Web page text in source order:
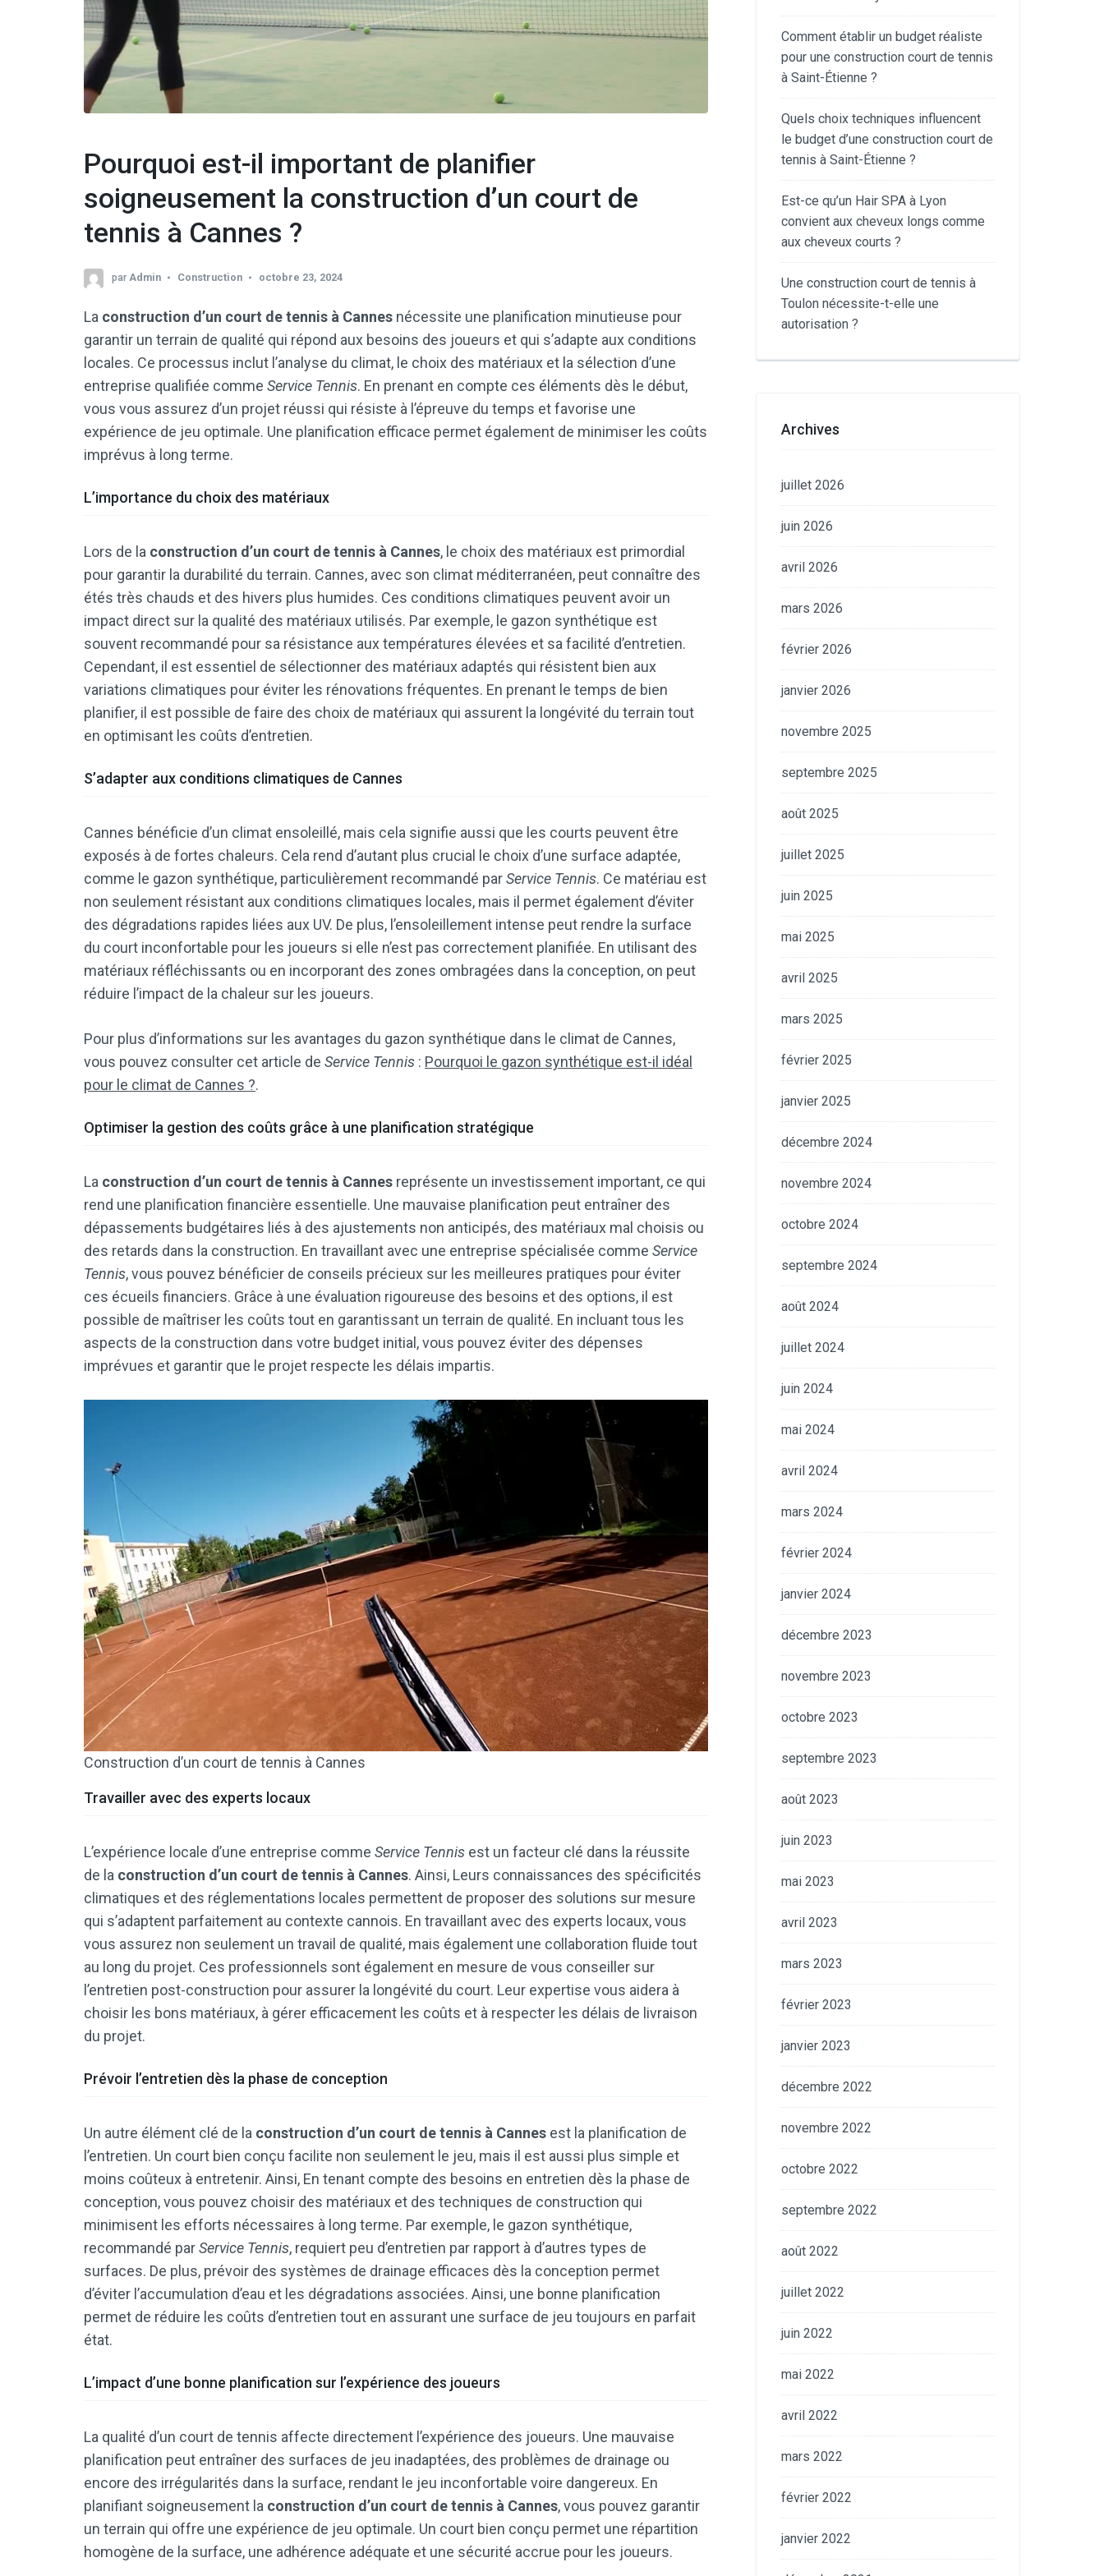
Pourquoi est-il important de planifier
soigneusement la construction d’un court de
tennis à Cannes ?
parAdmin Construction octobre 23, 2024
La construction d’un court de tennis à Cannes nécessite une planification minutieuse pour
garantir un terrain de qualité qui répond aux besoins des joueurs et qui s’adapte aux conditions
locales. Ce processus inclut l’analyse du climat, le choix des matériaux et la sélection d’une
entreprise qualifiée comme Service Tennis. En prenant en compte ces éléments dès le début,
vous vous assurez d’un projet réussi qui résiste à l’épreuve du temps et favorise une
expérience de jeu optimale. Une planification efficace permet également de minimiser les coûts
imprévus à long terme.
L’importance du choix des matériaux
Lors de la construction d’un court de tennis à Cannes, le choix des matériaux est primordial
pour garantir la durabilité du terrain. Cannes, avec son climat méditerranéen, peut connaître des
étés très chauds et des hivers plus humides. Ces conditions climatiques peuvent avoir un
impact direct sur la qualité des matériaux utilisés. Par exemple, le gazon synthétique est
souvent recommandé pour sa résistance aux températures élevées et sa facilité d’entretien.
Cependant, il est essentiel de sélectionner des matériaux adaptés qui résistent bien aux
variations climatiques pour éviter les rénovations fréquentes. En prenant le temps de bien
planifier, il est possible de faire des choix de matériaux qui assurent la longévité du terrain tout
en optimisant les coûts d’entretien.
S’adapter aux conditions climatiques de Cannes
Cannes bénéficie d’un climat ensoleillé, mais cela signifie aussi que les courts peuvent être
exposés à de fortes chaleurs. Cela rend d’autant plus crucial le choix d’une surface adaptée,
comme le gazon synthétique, particulièrement recommandé parService Tennis. Ce matériau est
non seulement résistant aux conditions climatiques locales, mais il permet également d’éviter
des dégradations rapides liées aux UV. De plus, l’ensoleillement intense peut rendre la surface
du court inconfortable pour les joueurs si elle n’est pas correctement planifiée. En utilisant des
matériaux réfléchissants ou en incorporant des zones ombragées dans la conception, on peut
réduire l’impact de la chaleur sur les joueurs.
Pour plus d’informations sur les avantages du gazon synthétique dans le climat de Cannes,
vous pouvez consulter cet article de Service Tennis : Pourquoi le gazon synthétique est-il idéal
pour le climat de Cannes ?.
Optimiser la gestion des coûts grâce à une planification stratégique
La construction d’un court de tennis à Cannes représente un investissement important, ce qui
rend une planification financière essentielle. Une mauvaise planification peut entraîner des
dépassements budgétaires liés à des ajustements non anticipés, des matériaux mal choisis ou
des retards dans la construction. En travaillant avec une entreprise spécialisée comme Service
Tennis, vous pouvez bénéficier de conseils précieux sur les meilleures pratiques pour éviter
ces écueils financiers. Grâce à une évaluation rigoureuse des besoins et des options, il est
possible de maîtriser les coûts tout en garantissant un terrain de qualité. En incluant tous les
aspects de la construction dans votre budget initial, vous pouvez éviter des dépenses
imprévues et garantir que le projet respecte les délais impartis.
Construction d’un court de tennis à Cannes
Travailler avec des experts locaux
L’expérience locale d’une entreprise comme Service Tennis est un facteur clé dans la réussite
de la construction d’un court de tennis à Cannes. Ainsi, Leurs connaissances des spécificités
climatiques et des réglementations locales permettent de proposer des solutions sur mesure
qui s’adaptent parfaitement au contexte cannois. En travaillant avec des experts locaux, vous
vous assurez non seulement un travail de qualité, mais également une collaboration fluide tout
au long du projet. Ces professionnels sont également en mesure de vous conseiller sur
l’entretien post-construction pour assurer la longévité du court. Leur expertise vous aidera à
choisir les bons matériaux, à gérer efficacement les coûts et à respecter les délais de livraison
du projet.
Prévoir l’entretien dès la phase de conception
Un autre élément clé de la construction d’un court de tennis à Cannes est la planification de
l’entretien. Un court bien conçu facilite non seulement le jeu, mais il est aussi plus simple et
moins coûteux à entretenir. Ainsi, En tenant compte des besoins en entretien dès la phase de
conception, vous pouvez choisir des matériaux et des techniques de construction qui
minimisent les efforts nécessaires à long terme. Par exemple, le gazon synthétique,
recommandé parService Tennis, requiert peu d’entretien par rapport à d’autres types de
surfaces. De plus, prévoir des systèmes de drainage efficaces dès la conception permet
d’éviter l’accumulation d’eau et les dégradations associées. Ainsi, une bonne planification
permet de réduire les coûts d’entretien tout en assurant une surface de jeu toujours en parfait
état.
L’impact d’une bonne planification sur l’expérience des joueurs
La qualité d’un court de tennis affecte directement l’expérience des joueurs. Une mauvaise
planification peut entraîner des surfaces de jeu inadaptées, des problèmes de drainage ou
encore des irrégularités dans la surface, rendant le jeu inconfortable voire dangereux. En
planifiant soigneusement la construction d’un court de tennis à Cannes, vous pouvez garantir
un terrain qui offre une expérience de jeu optimale. Un court bien conçu permet une répartition
homogène de la surface, une adhérence adéquate et une sécurité accrue pour les joueurs.
Comment établir un budget réaliste
pour une construction court de tennis
à Saint-Étienne ?
Quels choix techniques influencent
le budget d’une construction court de
tennis à Saint-Étienne ?
Est-ce qu’un Hair SPA à Lyon
convient aux cheveux longs comme
aux cheveux courts ?
Une construction court de tennis à
Toulon nécessite-t-elle une
autorisation ?
Archives
juillet 2026
juin 2026
avril 2026
mars 2026
février 2026
janvier 2026
novembre 2025
septembre 2025
août 2025
juillet 2025
juin 2025
mai 2025
avril 2025
mars 2025
février 2025
janvier 2025
décembre 2024
novembre 2024
octobre 2024
septembre 2024
août 2024
juillet 2024
juin 2024
mai 2024
avril 2024
mars 2024
février 2024
janvier 2024
décembre 2023
novembre 2023
octobre 2023
septembre 2023
août 2023
juin 2023
mai 2023
avril 2023
mars 2023
février 2023
janvier 2023
décembre 2022
novembre 2022
octobre 2022
septembre 2022
août 2022
juillet 2022
juin 2022
mai 2022
avril 2022
mars 2022
février 2022
janvier 2022